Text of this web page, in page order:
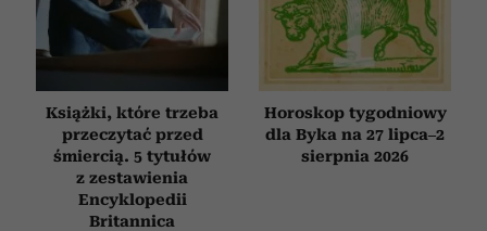
Książki, które trzeba
przeczytać przed
śmiercią. 5 tytułów
z zestawienia
Encyklopedii
Britannica
Horoskop tygodniowy
dla Byka na 27 lipca–2
sierpnia 2026